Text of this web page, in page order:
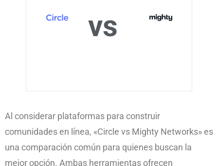
vs
Al considerar plataformas para construir
comunidades en línea, «Circle vs Mighty Networks» es
una comparación común para quienes buscan la
mejor opción. Ambas herramientas ofrecen